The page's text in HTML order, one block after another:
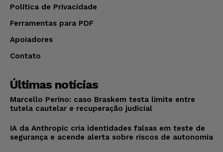
Política de Privacidade
Ferramentas para PDF
Apoiadores
Contato
Últimas notícias
Marcello Perino: caso Braskem testa limite entre
tutela cautelar e recuperação judicial
IA da Anthropic cria identidades falsas em teste de
segurança e acende alerta sobre riscos de autonomia